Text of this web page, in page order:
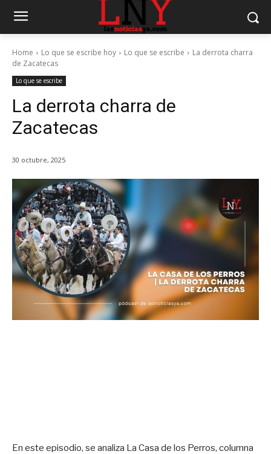
Home Lo que se escribe hoy Lo que se escribe
La derrota charra
de Zacatecas
Lo que se escribe
La derrota charra de
Zacatecas
30 octubre, 2025
En este episodio, se analiza La Casa de los Perros, columna